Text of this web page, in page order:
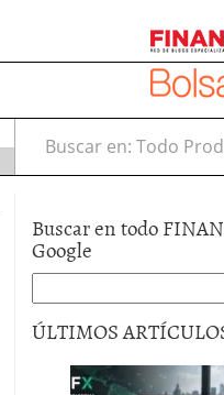
Buscar en:
Buscar en todo
Google
ÚLTIMOS